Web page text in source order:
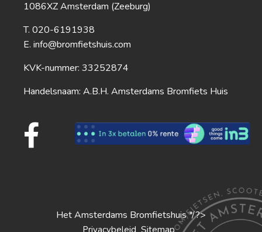
1086XZ Amsterdam (Zeeburg)
020-6191938
info@bromfietshuis.com
KVK-nummer: 33252874
Handelsnaam: A.B.H. Amsterdams Bromfiets Huis
Het Amsterdams Bromfietshuis */?>